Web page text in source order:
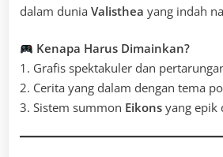
dalam dunia Valisthea yang indah
Kenapa Harus Dimainkan?
1. Grafis spektakuler dan
2. Cerita yang dalam dengan tema
3. Sistem summon Eikons yang epik